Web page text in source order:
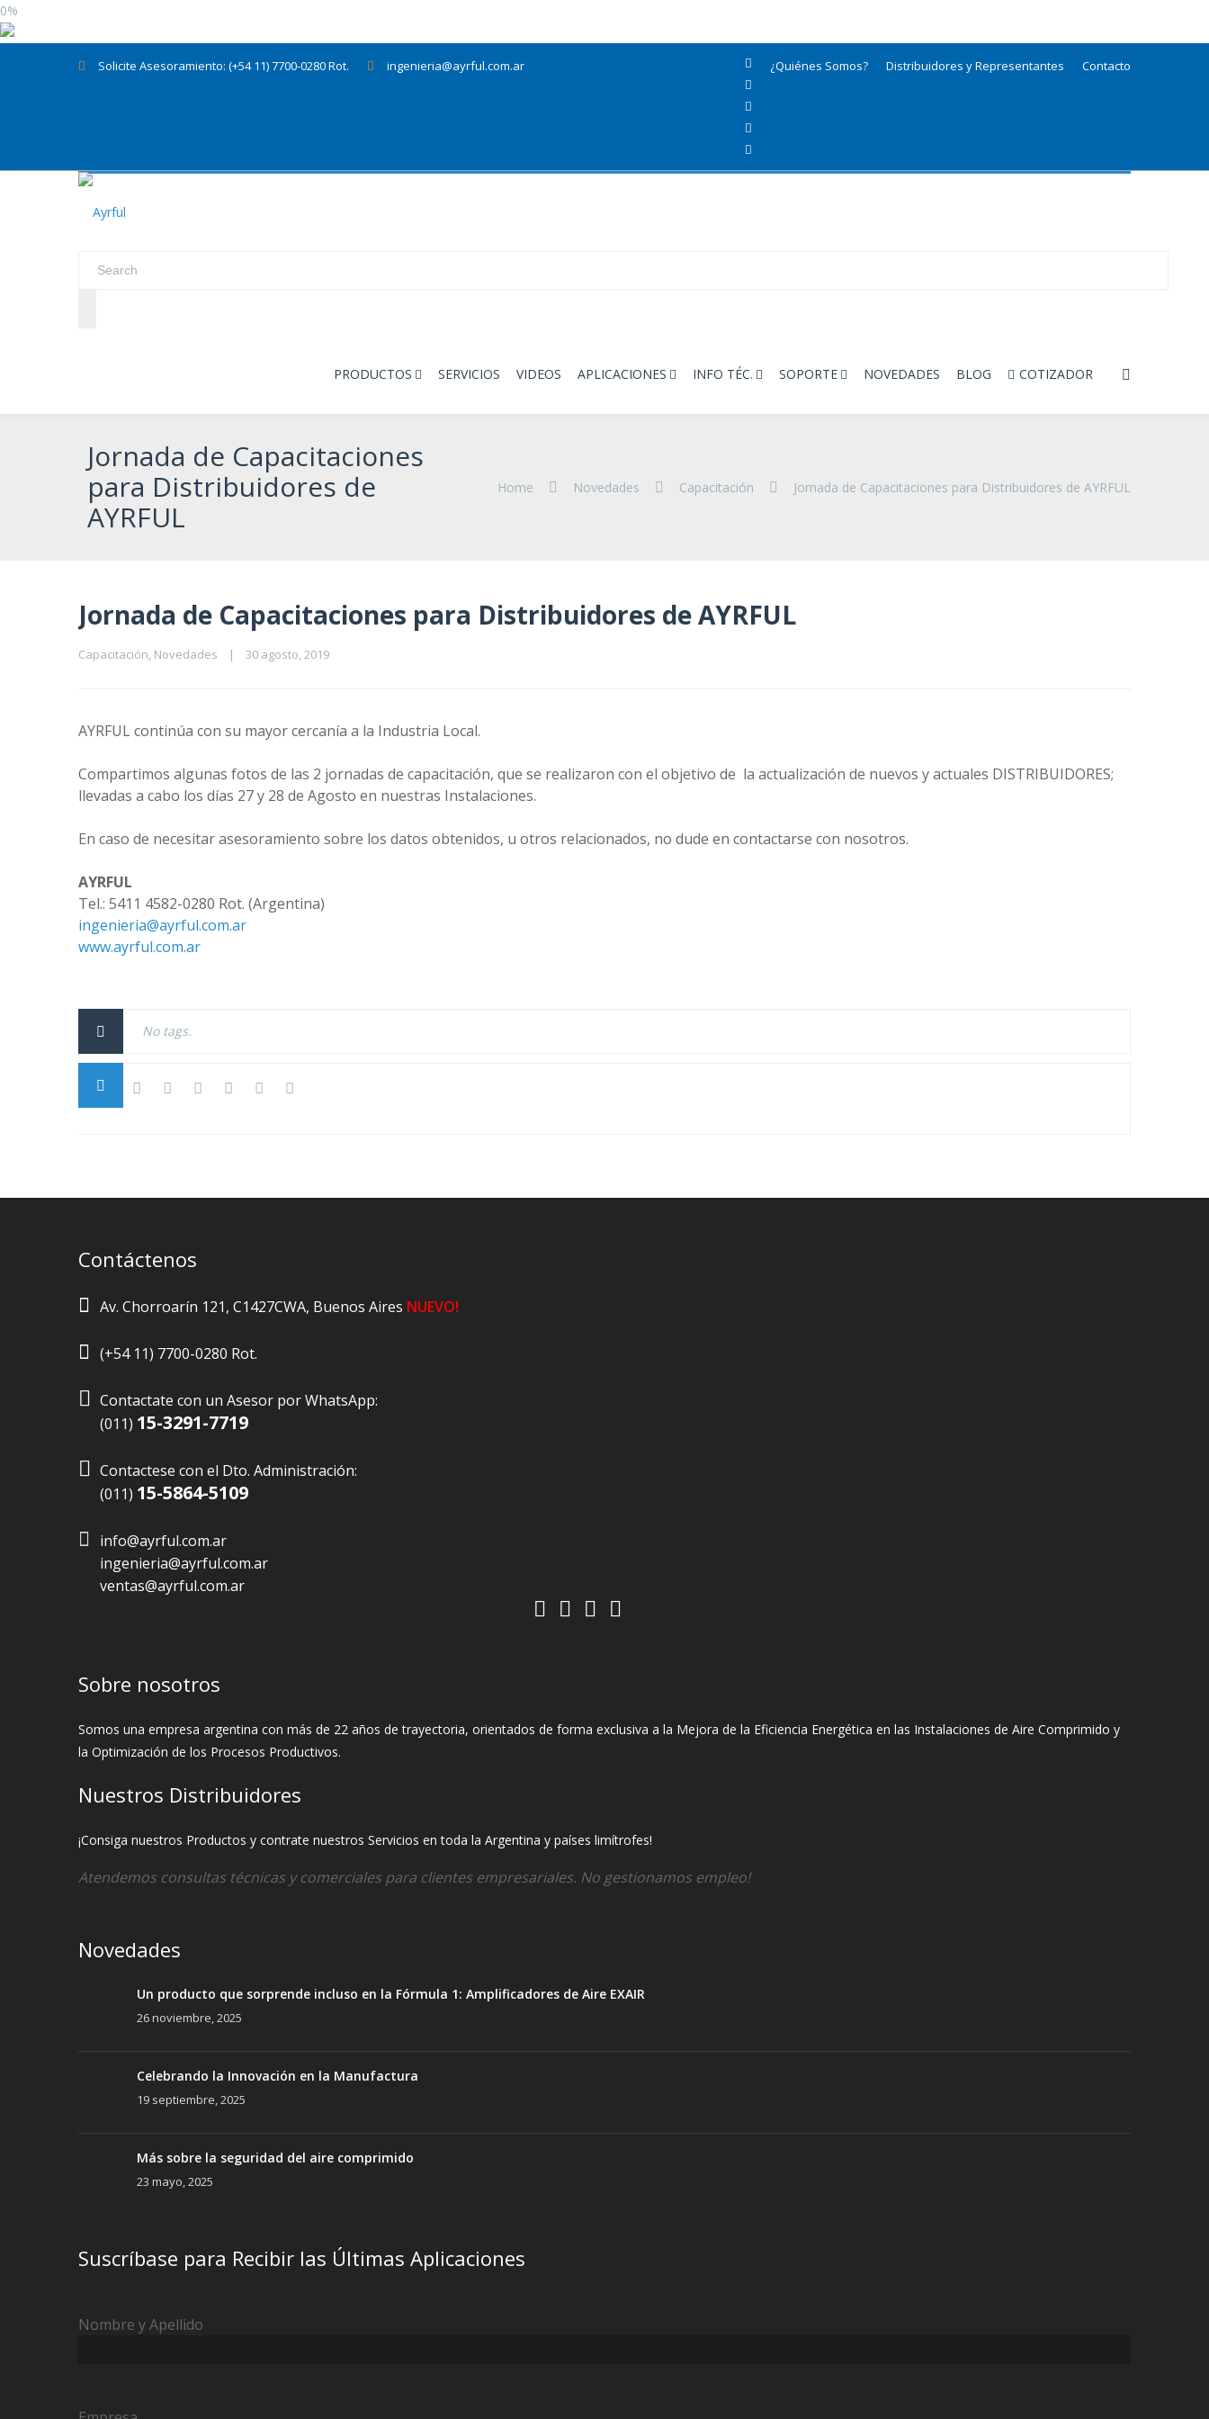
0%
Solicite Asesoramiento: (+54 11) 7700-0280 Rot. ingenieria@ayrful.com.ar ¿Quiénes Somos? Distribuidores y Representantes Contacto
PRODUCTOS SERVICIOS VIDEOS APLICACIONES INFO TÉC. SOPORTE NOVEDADES BLOG COTIZADOR
Jornada de Capacitaciones
para Distribuidores de
AYRFUL
Home Novedades Capacitación Jornada de Capacitaciones para Distribuidores de AYRFUL
Jornada de Capacitaciones para Distribuidores de AYRFUL
Capacitación, Novedades | 30 agosto, 2019
AYRFUL continúa con su mayor cercanía a la Industria Local.
Compartimos algunas fotos de las 2 jornadas de capacitación, que se realizaron con el objetivo de la actualización de nuevos y actuales DISTRIBUIDORES;
llevadas a cabo los días 27 y 28 de Agosto en nuestras Instalaciones.
En caso de necesitar asesoramiento sobre los datos obtenidos, u otros relacionados, no dude en contactarse con nosotros.
AYRFUL
Tel.: 5411 4582-0280 Rot. (Argentina)
ingenieria@ayrful.com.ar
www.ayrful.com.ar
No tags.
Contáctenos
Av. Chorroarín 121, C1427CWA, Buenos Aires NUEVO!
(+54 11) 7700-0280 Rot.
 Contactate con un Asesor por WhatsApp:
(011) 15-3291-7719
 Contactese con el Dto. Administración:
(011) 15-5864-5109
info@ayrful.com.ar
ingenieria@ayrful.com.ar
ventas@ayrful.com.ar
Sobre nosotros
Somos una empresa argentina con más de 22 años de trayectoria, orientados de forma exclusiva a la Mejora de la Eficiencia Energética en las Instalaciones de Aire Comprimido y
la Optimización de los Procesos Productivos.
Nuestros Distribuidores
¡Consiga nuestros Productos y contrate nuestros Servicios en toda la Argentina y países limítrofes!
Atendemos consultas técnicas y comerciales para clientes empresariales. No gestionamos empleo!
Novedades
Un producto que sorprende incluso en la Fórmula 1: Amplificadores de Aire EXAIR
26 noviembre, 2025
Celebrando la Innovación en la Manufactura
19 septiembre, 2025
Más sobre la seguridad del aire comprimido
23 mayo, 2025
Suscríbase para Recibir las Últimas Aplicaciones
Nombre y Apellido